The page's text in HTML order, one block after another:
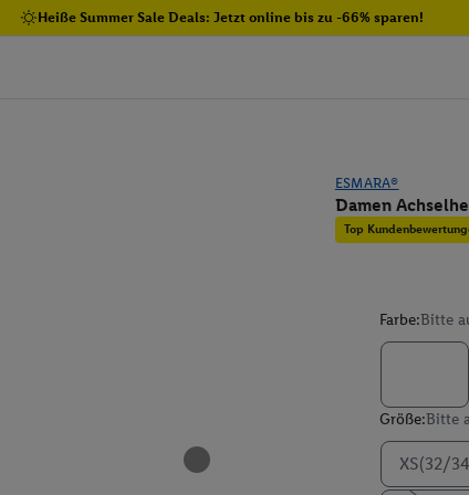
Heiße Summer Sale Deals: Jetzt online bis zu -66% sparen!
ESMARA®
Damen
Top
Farbe:Bitte
Größe:Bitte
XS(32/